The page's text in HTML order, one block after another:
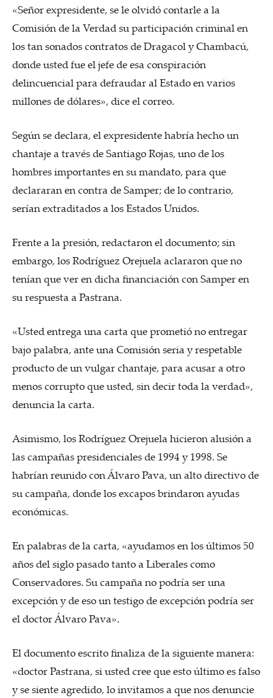
«Señor expresidente, se le olvidó contarle a la
Comisión de la Verdad su participación criminal en
los tan sonados contratos de Dragacol y Chambacú,
donde usted fue el jefe de esa conspiración
delincuencial para defraudar al Estado en varios
millones de dólares», dice el correo.
Según se declara, el expresidente habría hecho un
chantaje a través de Santiago Rojas, uno de los
hombres importantes en su mandato, para que
declararan en contra de Samper; de lo contrario,
serían extraditados a los Estados Unidos.
Frente a la presión, redactaron el documento; sin
embargo, los Rodríguez Orejuela aclararon que no
tenían que ver en dicha financiación con Samper en
su respuesta a Pastrana.
«Usted entrega una carta que prometió no entregar
bajo palabra, ante una Comisión seria y respetable
producto de un vulgar chantaje, para acusar a otro
menos corrupto que usted, sin decir toda la verdad»,
denuncia la carta.
Asimismo, los Rodríguez Orejuela hicieron alusión a
las campañas presidenciales de 1994 y 1998. Se
habrían reunido con Álvaro Pava, un alto directivo de
su campaña, donde los excapos brindaron ayudas
económicas.
En palabras de la carta, «ayudamos en los últimos 50
años del siglo pasado tanto a Liberales como
Conservadores. Su campaña no podría ser una
excepción y de eso un testigo de excepción podría ser
el doctor Álvaro Pava».
El documento escrito finaliza de la siguiente manera:
«doctor Pastrana, si usted cree que esto último es falso
y se siente agredido, lo invitamos a que nos denuncie